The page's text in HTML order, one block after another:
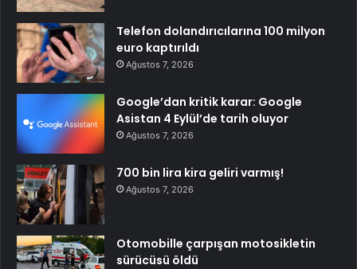
Telefon dolandırıcılarına 100 milyon
euro kaptırıldı
Ağustos 7, 2026
Google’dan kritik karar: Google
Asistan 4 Eylül’de tarih oluyor
Ağustos 7, 2026
700 bin lira kira geliri varmış!
Ağustos 7, 2026
Otomobille çarpışan motosikletin
sürücüsü öldü